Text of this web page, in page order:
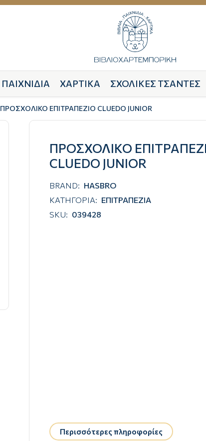
ΠΑΙΧΝΙΔΙΑ ΧΑΡΤΙΚΑ ΣΧΟΛΙΚΕΣ ΤΣΑΝΤΕΣ
ΠΡΟΣΧΟΛΙΚΟ ΕΠΙΤΡΑΠΕΖΙΟ CLUEDO JUNIOR
ΠΡΟΣΧΟΛΙΚΟ
CLUEDO JUNIOR
BRAND: HASBRO
ΚΑΤΗΓΟΡΙΑ: ΕΠΙΤΡΑΠΕΖΙΑ
SKU: 039428
Περισσότερες πληροφορίες